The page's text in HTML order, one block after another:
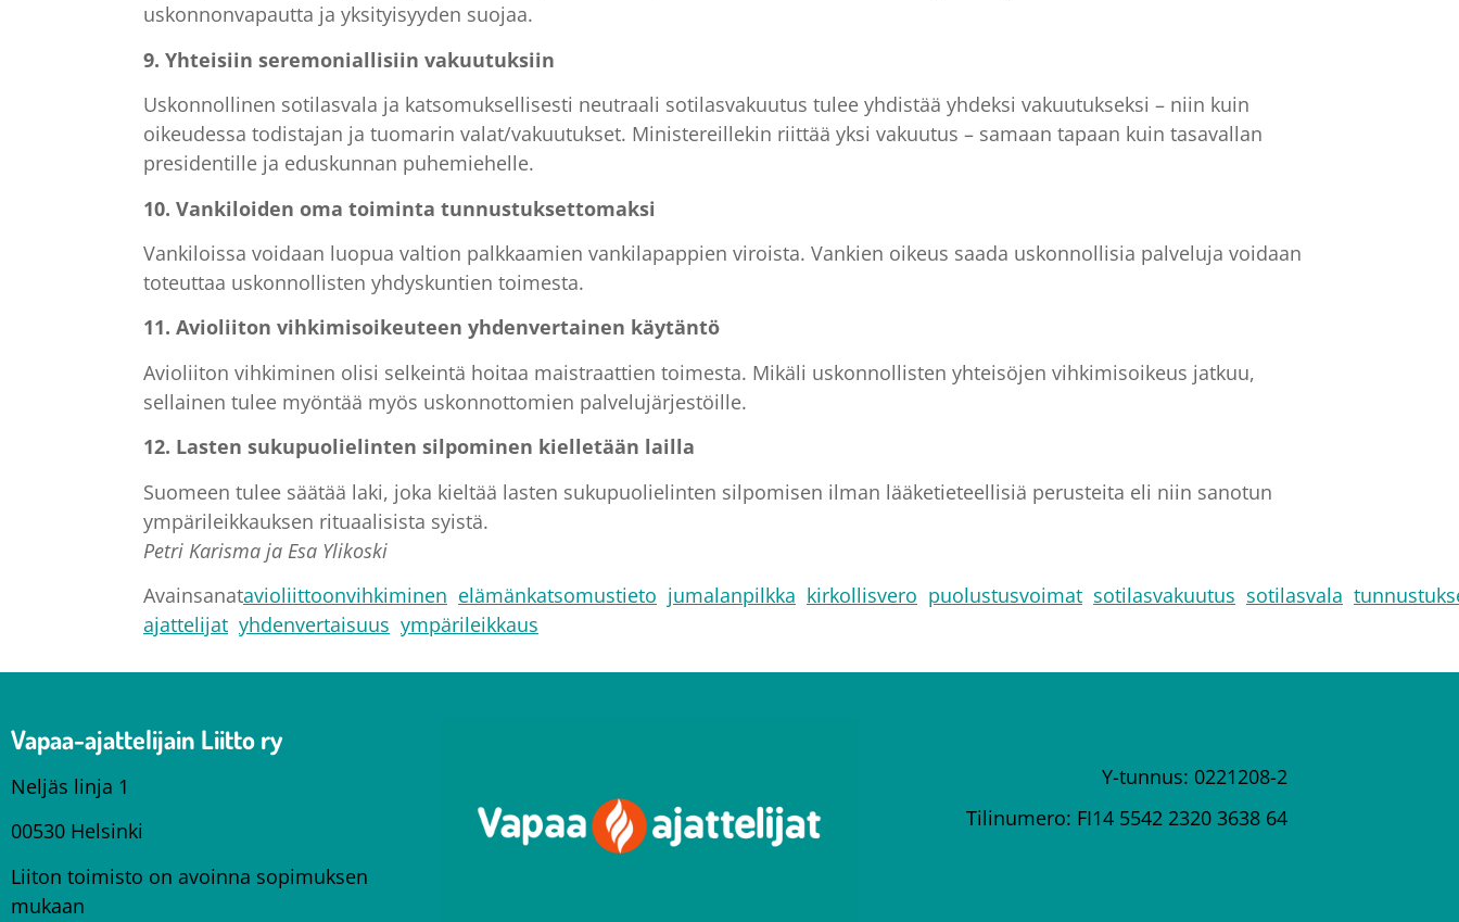
uskonnonvapautta ja yksityisyyden suojaa.
9. Yhteisiin seremoniallisiin vakuutuksiin
Uskonnollinen sotilasvala ja katsomuksellisesti neutraali sotilasvakuutus tulee yhdistää yhdeksi vakuutukseksi – niin kuin
oikeudessa todistajan ja tuomarin valat/vakuutukset. Ministereillekin riittää yksi vakuutus – samaan tapaan kuin tasavallan
presidentille ja eduskunnan puhemiehelle.
10. Vankiloiden oma toiminta tunnustuksettomaksi
Vankiloissa voidaan luopua valtion palkkaamien vankilapappien viroista. Vankien oikeus saada uskonnollisia palveluja voidaan
toteuttaa uskonnollisten yhdyskuntien toimesta.
11. Avioliiton vihkimisoikeuteen yhdenvertainen käytäntö
Avioliiton vihkiminen olisi selkeintä hoitaa maistraattien toimesta. Mikäli uskonnollisten yhteisöjen vihkimisoikeus jatkuu,
sellainen tulee myöntää myös uskonnottomien palvelujärjestöille.
12. Lasten sukupuolielinten silpominen kielletään lailla
Suomeen tulee säätää laki, joka kieltää lasten sukupuolielinten silpomisen ilman lääketieteellisiä perusteita eli niin sanotun
ympärileikkauksen rituaalisista syistä.
Petri Karisma ja Esa Ylikoski
Avainsanatavioliittoonvihkiminen elämänkatsomustieto jumalanpilkka kirkollisvero puolustusvoimat sotilasvakuutus sotilasvala
ajattelijat yhdenvertaisuus ympärileikkaus
Vapaa-ajattelijain Liitto ry
Neljäs linja 1
00530 Helsinki
Liiton toimisto on avoinna sopimuksen
mukaan
Y-tunnus: 0221208-2
Tilinumero: FI14 5542 2320 3638 64